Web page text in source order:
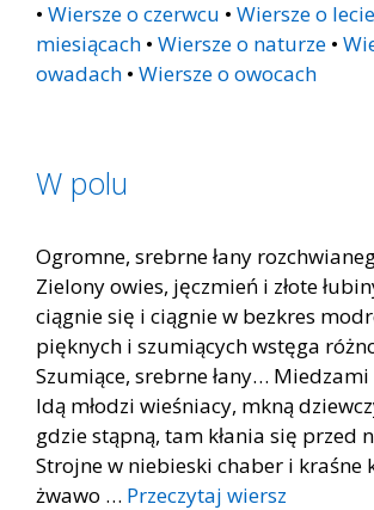
• Wiersze o czerwcu • Wiersze o lecie
miesiącach • Wiersze o naturze •
owadach • Wiersze o owocach
W polu
Ogromne, srebrne łany
Zielony owies, jęczmień i złote
ciągnie się i ciągnie w bezkres
pięknych i szumiących wstęga
Szumiące, srebrne łany…
Idą młodzi wieśniacy, mkną
gdzie stąpną, tam kłania się przed
Strojne w niebieski chaber i kraśne
żwawo … Przeczytaj wiersz